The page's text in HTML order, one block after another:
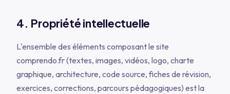
4. Propriété intellectuelle
L'ensemble des éléments composant le site
comprendo.fr (textes, images, vidéos, logo, charte
graphique, architecture, code source, fiches de révision,
exercices, corrections, parcours pédagogiques) est la